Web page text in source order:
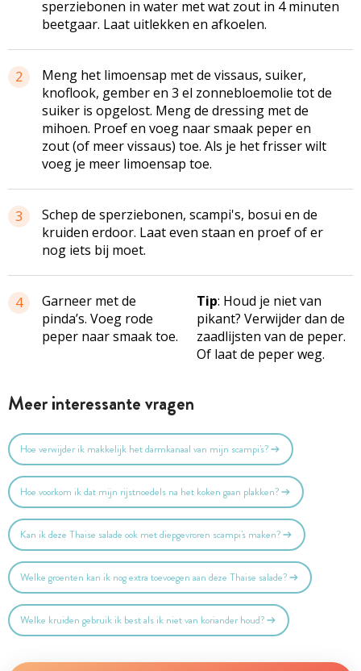
sperziebonen in water met wat zout in 4 minuten
beetgaar. Laat uitlekken en afkoelen.
2
Meng het limoensap met de vissaus, suiker,
knoflook, gember en 3 el zonnebloemolie tot de
suiker is opgelost. Meng de dressing met de
mihoen. Proef en voeg naar smaak peper en
zout (of meer vissaus) toe. Als je het frisser wilt
voeg je meer limoensap toe.
3
Schep de sperziebonen, scampi's, bosui en de
kruiden erdoor. Laat even staan en proef of er
nog iets bij moet.
4
Garneer met de
pinda’s. Voeg rode
peper naar smaak toe.
Tip: Houd je niet van
pikant? Verwijder dan de
zaadlijsten van de peper.
Of laat de peper weg.
Meer interessante vragen
Hoe verwijder ik makkelijk het darmkanaal van mijn scampi's?
Hoe voorkom ik dat mijn rijstnoedels na het koken gaan plakken?
Kan ik deze Thaise salade ook met diepgevroren scampi's maken?
Welke groenten kan ik nog extra toevoegen aan deze Thaise salade?
Welke kruiden gebruik ik best als ik niet van koriander houd?